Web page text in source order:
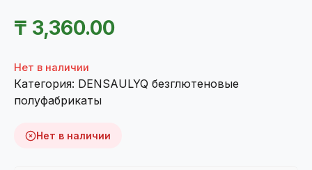
₸ 3,360.00
Нет в наличии
Категория: DENSAULYQ безглютеновые
полуфабрикаты
Нет в наличии